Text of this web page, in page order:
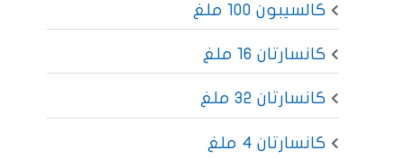
كالسيبون 100 ملغ
كانسارتان 16 ملغ
كانسارتان 32 ملغ
كانسارتان 4 ملغ